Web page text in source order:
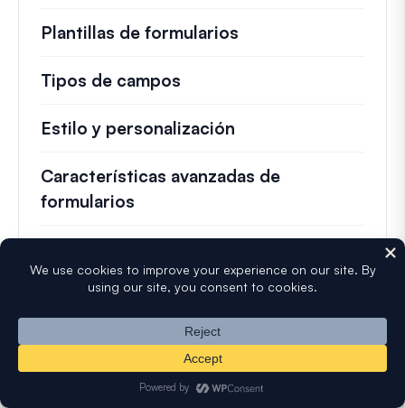
Plantillas de formularios
Tipos de campos
Estilo y personalización
Características avanzadas de
formularios
Personalizaciones avanzadas de
campos
Complementos Pro avanzados